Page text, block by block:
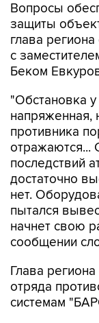
Вопросы
защиты
глава
с
Беком
"Обстановка у
напряженная,
противника
отражаются...
последствий
достаточно
нет.
пытался
начнет свою
сообщении
Глава
отряда
системам